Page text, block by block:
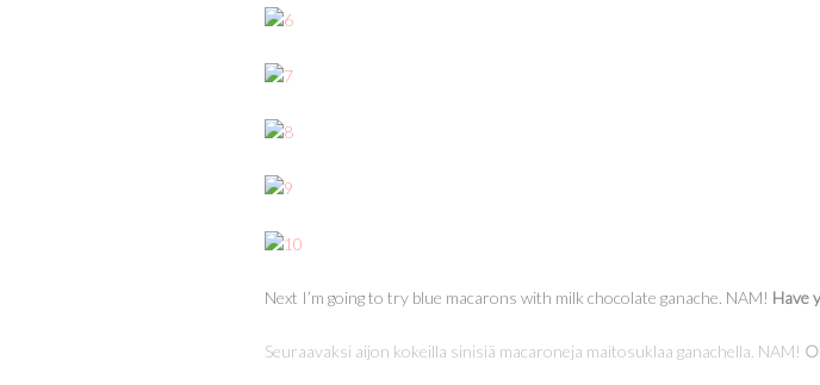
Next I’m going to try blue macarons with milk chocolate ganache. NAM! Have
Seuraavaksi aijon kokeilla sinisiä macaroneja maitosuklaa ganachella. NAM!